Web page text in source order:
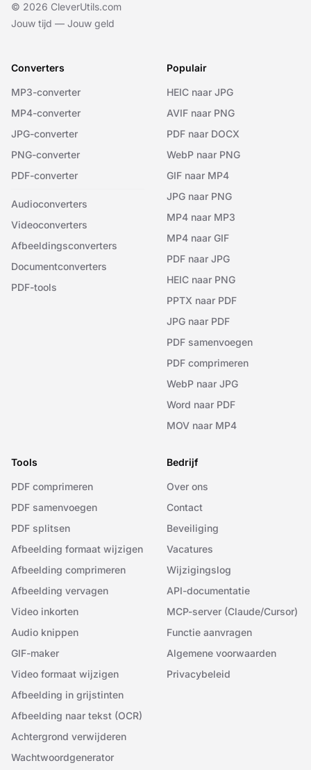
© 2026 CleverUtils.com
Jouw tijd — Jouw geld
Converters
MP3-converter
MP4-converter
JPG-converter
PNG-converter
PDF-converter
Audioconverters
Videoconverters
Afbeeldingsconverters
Documentconverters
PDF-tools
Populair
HEIC naar JPG
AVIF naar PNG
PDF naar DOCX
WebP naar PNG
GIF naar MP4
JPG naar PNG
MP4 naar MP3
MP4 naar GIF
PDF naar JPG
HEIC naar PNG
PPTX naar PDF
JPG naar PDF
PDF samenvoegen
PDF comprimeren
WebP naar JPG
Word naar PDF
MOV naar MP4
Tools
PDF comprimeren
PDF samenvoegen
PDF splitsen
Afbeelding formaat wijzigen
Afbeelding comprimeren
Afbeelding vervagen
Video inkorten
Audio knippen
GIF-maker
Video formaat wijzigen
Afbeelding in grijstinten
Afbeelding naar tekst (OCR)
Achtergrond verwijderen
Wachtwoordgenerator
Bedrijf
Over ons
Contact
Beveiliging
Vacatures
Wijzigingslog
API-documentatie
MCP-server (Claude/Cursor)
Functie aanvragen
Algemene voorwaarden
Privacybeleid